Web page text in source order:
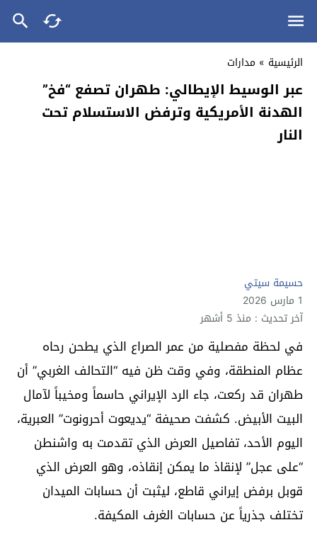
الرئيسية » مدارات
عبر الوسيط الإيطالي: طهران تصفع “فخ”
الهدنة الأمريكية وترفض الاستسلام تحت
النار
حسيمة سيتي
1 مارس 2026
آخر تحديث : منذ 5 أشهر
في لحظة مفصلية من عمر الصراع الذي يطحن رحاه
عظام المنطقة، وفي وقت ظن فيه “التحالف الغربي” أن
طهران قد ركعت، جاء الرد الإيراني حاسماً ومخيباً لآمال
البيت الأبيض. كشفت صحيفة “يديعوت أحرونوت” العبرية،
اليوم الأحد، تفاصيل العرض الذي تقدمت به واشنطن
“على عجل” لإنقاذ ما يمكن إنقاذه، وهو العرض الذي
قوبل برفض إيراني قاطع، ليثبت أن حسابات الميدان
تختلف جذرياً عن حسابات الغرف المكيفة.